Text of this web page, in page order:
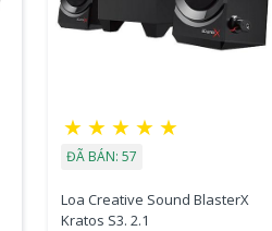
★ ★ ★ ★ ★
ĐÃ BÁN: 57
Loa Creative Sound BlasterX
Kratos S3. 2.1